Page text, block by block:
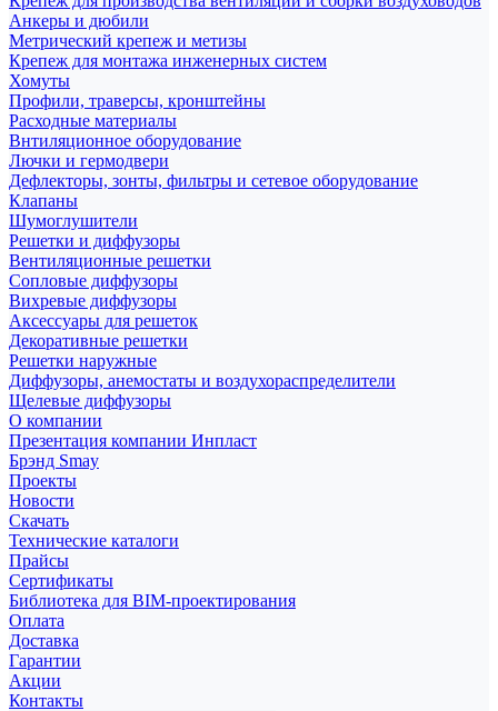
Анкеры и дюбили
Метрический крепеж и метизы
Крепеж для монтажа инженерных систем
Хомуты
Профили, траверсы, кронштейны
Расходные материалы
Внтиляционное оборудование
Лючки и гермодвери
Дефлекторы, зонты, фильтры и сетевое оборудование
Клапаны
Шумоглушители
Решетки и диффузоры
Вентиляционные решетки
Сопловые диффузоры
Вихревые диффузоры
Аксессуары для решеток
Декоративные решетки
Решетки наружные
Диффузоры, анемостаты и воздухораспределители
Щелевые диффузоры
О компании
Презентация компании Инпласт
Брэнд Smay
Проекты
Новости
Скачать
Технические каталоги
Прайсы
Сертификаты
Библиотека для BIM-проектирования
Оплата
Доставка
Гарантии
Акции
Контакты